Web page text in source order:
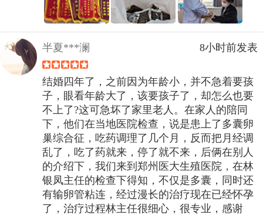
半夏***澜 8小时前发表
结婚四年了，之前因为年龄小，并不急着要孩
子，眼看年龄大了，该要孩子了，却怎么也要
不上了?这可急坏了家里老人。在家人的陪同
下，他们在当地医院检查，说是患上了多囊卵
巢综合征，吃药调理了几个月，反而把月经调
乱了，吃了药就来，停了就不来，后俩在别人
的介绍下，我们来到郑州医大生殖医院，在林
银凤主任的检查下得知，不仅是多囊，同时还
有输卵管粘连，经过漫长的治疗现在已经怀孕
了，治疗过程林主任很细心，很专业，感谢